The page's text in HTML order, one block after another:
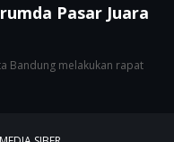
Pasar Juara
Bandung melakukan rapat